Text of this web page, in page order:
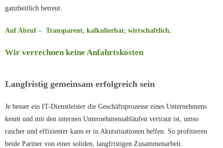
ganzheitlich betreut.
Auf Abruf – Transparent, kalkulierbar, wirtschaftlich.
Wir verrechnen keine Anfahrtskosten
Langfristig gemeinsam erfolgreich sein
Je besser ein IT-Dienstleister die Geschäftsprozesse eines Unternehmens
kennt und mit den internen Unternehmensabläufen vertraut ist, umso
rascher und effizienter kann er in Akutsituationen helfen. So profitieren
beide Partner von einer soliden, langfristigen Zusammenarbeit.